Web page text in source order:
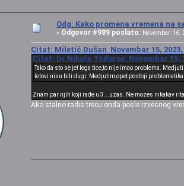
Odg: Kako promena vremena na
« Odgovor #989 poslato: Novembar 16,
Citat: Miletić Dušan Novembar 15, 2023,
Citat: Dr Nikola Todorov Novembar 15,
Tako da sto se jet lega tice,to nije imao problema.
letovi nisu bili dugi. Medjutim,opet postoji
Znam par njih koji rade u 3...uzas. Ne mozes nikakav
Ako stalno radis trecu onda posle izvesnog